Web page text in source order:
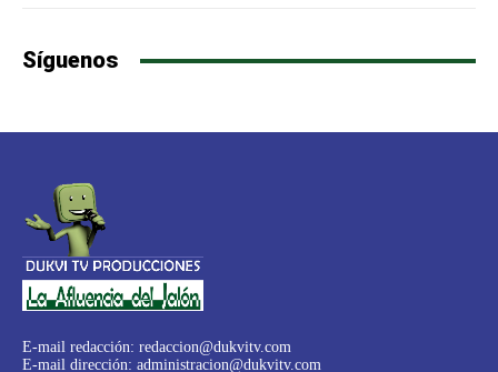
Síguenos
E-mail redacción: redaccion@dukvitv.com
E-mail dirección: administracion@dukvitv.com